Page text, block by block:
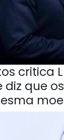
critica
diz que